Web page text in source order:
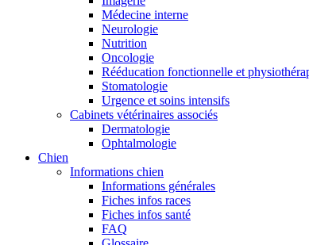
Médecine interne
Neurologie
Nutrition
Oncologie
Rééducation fonctionnelle et
Stomatologie
Urgence et soins intensifs
Cabinets vétérinaires associés
Dermatologie
Ophtalmologie
Chien
Informations chien
Informations générales
Fiches infos races
Fiches infos santé
FAQ